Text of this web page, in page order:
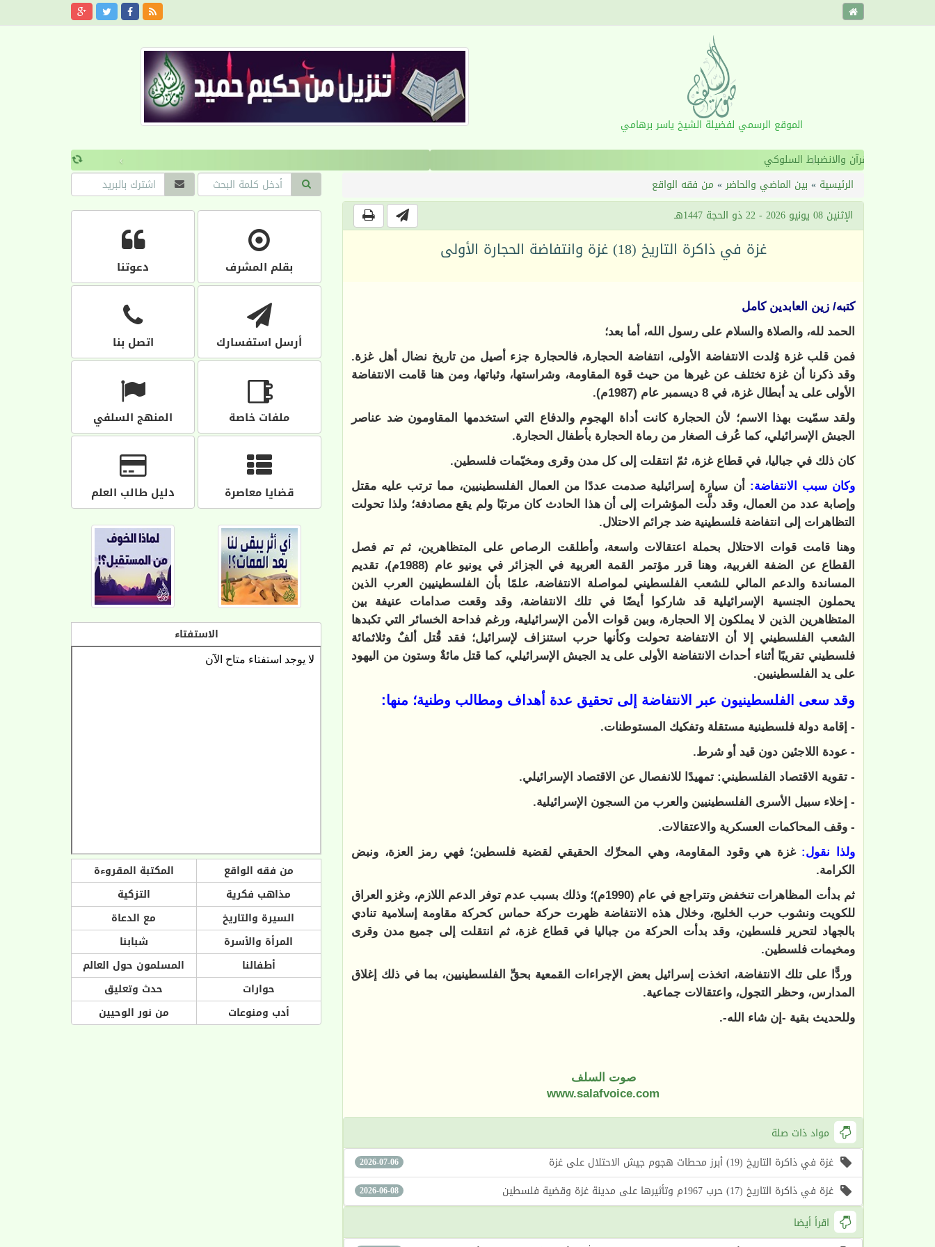
الموقع الرسمي لفضيلة الشيخ ياسر برهامي
‹
›
الرئيسية » بين الماضي والحاضر» من فقه الواقع
الإثنين 08 يونيو 2026 - 22 ذو الحجة 1447هـ
غزة في ذاكرة التاريخ (18) غزة وانتفاضة الحجارة الأولى
كتبه/ زين العابدين كامل
الحمد لله، والصلاة والسلام على رسول الله، أما بعد؛
فمن قلب غزة وُلدت الانتفاضة الأولى، انتفاضة الحجارة، فالحجارة جزء أصيل من تاريخ نضال أهل غزة.
وقد ذكرنا أن غزة تختلف عن غيرها من حيث قوة المقاومة، وشراستها، وثباتها، ومن هنا قامت الانتفاضة
الأولى على يد أبطال غزة، في 8 ديسمبر عام (1987م).
ولقد سمّيت بهذا الاسم؛ لأن الحجارة كانت أداة الهجوم والدفاع التي استخدمها المقاومون ضد عناصر
الجيش الإسرائيلي، كما عُرف الصغار من رماة الحجارة بأطفال الحجارة.
كان ذلك في جباليا، في قطاع غزة، ثمّ انتقلت إلى كل مدن وقرى ومخيّمات فلسطين.
وكان سبب الانتفاضة: أن سيارة إسرائيلية صدمت عددًا من العمال الفلسطينيين، مما ترتب عليه مقتل
وإصابة عدد من العمال، وقد دلَّت المؤشرات إلى أن هذا الحادث كان مرتبًا ولم يقع مصادفة؛ ولذا تحولت
التظاهرات إلى انتفاضة فلسطينية ضد جرائم الاحتلال.
وهنا قامت قوات الاحتلال بحملة اعتقالات واسعة، وأطلقت الرصاص على المتظاهرين، ثم تم فصل
القطاع عن الضفة الغربية، وهنا قرر مؤتمر القمة العربية في الجزائر في يونيو عام (1988م)، تقديم
المساندة والدعم المالي للشعب الفلسطيني لمواصلة الانتفاضة، علمًا بأن الفلسطينيين العرب الذين
يحملون الجنسية الإسرائيلية قد شاركوا أيضًا في تلك الانتفاضة، وقد وقعت صدامات عنيفة بين
المتظاهرين الذين لا يملكون إلا الحجارة، وبين قوات الأمن الإسرائيلية، ورغم فداحة الخسائر التي تكبدها
الشعب الفلسطيني إلا أن الانتفاضة تحولت وكأنها حرب استنزاف لإسرائيل؛ فقد قُتل ألفٌ وثلاثمائة
فلسطيني تقريبًا أثناء أحداث الانتفاضة الأولى على يد الجيش الإسرائيلي، كما قتل مائةٌ وستون من اليهود
على يد الفلسطينيين.
وقد سعى الفلسطينيون عبر الانتفاضة إلى تحقيق عدة أهداف ومطالب وطنية؛ منها:
- إقامة دولة فلسطينية مستقلة وتفكيك المستوطنات.
- عودة اللاجئين دون قيد أو شرط.
- تقوية الاقتصاد الفلسطيني: تمهيدًا للانفصال عن الاقتصاد الإسرائيلي.
- إخلاء سبيل الأسرى الفلسطينيين والعرب من السجون الإسرائيلية.
- وقف المحاكمات العسكرية والاعتقالات.
ولذا نقول: غزة هي وقود المقاومة، وهي المحرِّك الحقيقي لقضية فلسطين؛ فهي رمز العزة، ونبض
الكرامة.
ثم بدأت المظاهرات تنخفض وتتراجع في عام (1990م)؛ وذلك بسبب عدم توفر الدعم اللازم، وغزو العراق
للكويت ونشوب حرب الخليج، وخلال هذه الانتفاضة ظهرت حركة حماس كحركة مقاومة إسلامية تنادي
بالجهاد لتحرير فلسطين، وقد بدأت الحركة من جباليا في قطاع غزة، ثم انتقلت إلى جميع مدن وقرى
ومخيمات فلسطين.
وردًّا على تلك الانتفاضة، اتخذت إسرائيل بعض الإجراءات القمعية بحقِّ الفلسطينيين، بما في ذلك إغلاق
المدارس، وحظر التجول، واعتقالات جماعية.
وللحديث بقية -إن شاء الله-.
صوت السلف
www.salafvoice.com
مواد ذات صلة
2026-07-06 غزة في ذاكرة التاريخ (19) أبرز محطات هجوم جيش الاحتلال على غزة
2026-06-08
غزة في ذاكرة التاريخ (17) حرب 1967م وتأثيرها على مدينة غزة وقضية فلسطين
اقرأ أيضا
بقلم المشرف دعوتنا
أرسل استفسارك اتصل بنا
ملفات خاصة المنهج السلفي
قضايا معاصرة دليل طالب العلم
الاستفتاء
من فقه الواقع
المكتبة المقروءة
مذاهب فكرية
التزكية
السيرة والتاريخ
مع الدعاة
المرأة والأسرة
شبابنا
أطفالنا
المسلمون حول العالم
حوارات
حدث وتعليق
أدب ومنوعات
من نور الوحيين